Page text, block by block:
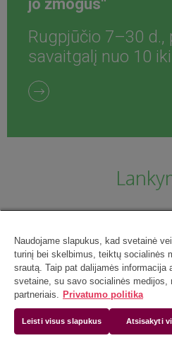
jo žmogus“
Rugpjūčio 7–30 d.,
savaitgalį nuo 10
Naudojame slapukus, kad svetainė
turinį bei skelbimus, teiktų socialinės
srautą. Taip pat dalijamės informacija
svetaine, su savo socialinės medijos,
partneriais. Privatumo politika
Leisti visus slapukus Atsisakyti